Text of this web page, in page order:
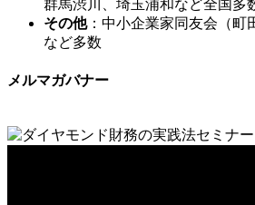
群馬渋川、埼玉浦和など全国多
その他：中小企業家同友会（町
など多数
メルマガバナー